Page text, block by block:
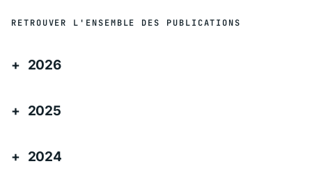
RETROUVER L'ENSEMBLE DES PUBLICATIONS
2026
2025
2024